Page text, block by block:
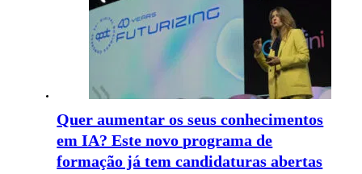
Quer aumentar os seus conhecimentos
em IA? Este novo programa de
formação já tem candidaturas abertas